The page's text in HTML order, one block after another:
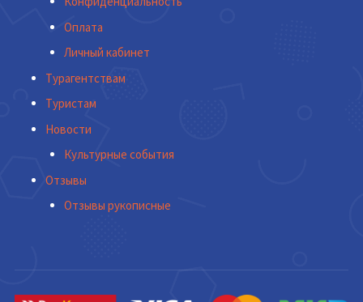
Оплата
Личный кабинет
Турагентствам
Туристам
Новости
Культурные события
Отзывы
Отзывы рукописные